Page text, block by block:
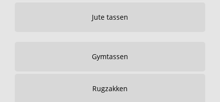
Jute tassen
Gymtassen
Rugzakken